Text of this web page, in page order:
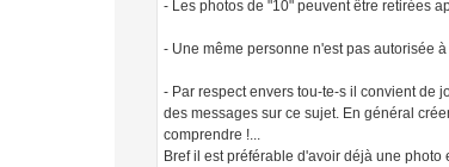
- Les photos de "10" peuvent être retirées
- Une même personne n'est pas autorisée
- Par respect envers tou-te-s il convient de
des messages sur ce sujet. En général
comprendre !...
Bref il est préférable d'avoir déjà une